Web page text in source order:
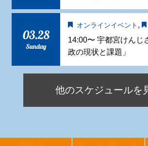
03.28
Sunday
オンラインイベント ,
14:00〜 宇都宮けんじ
政の現状と課題」
他のスケジュールを